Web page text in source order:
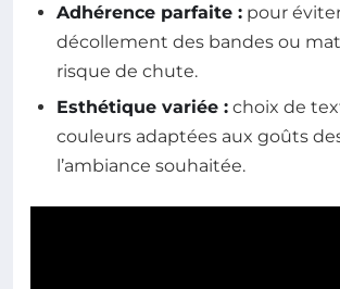
Adhérence parfaite : pour
décollement des bandes ou
risque de chute.
Esthétique variée : choix de
couleurs adaptées aux goûts
l’ambiance souhaitée.